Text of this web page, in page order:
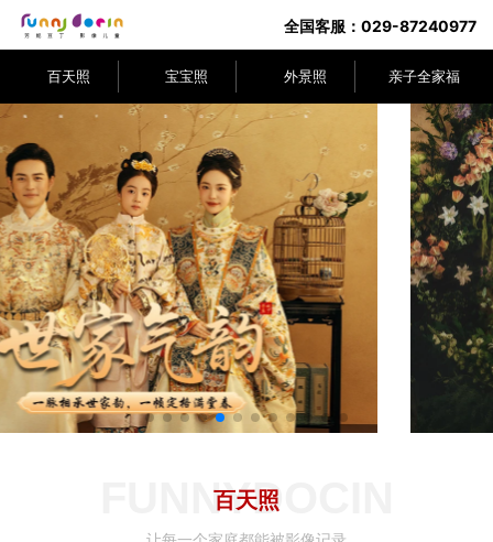
全国客服：029-87240977
百天照 宝宝照 外景照 亲子全家福
百天照
FUNNYDOCIN